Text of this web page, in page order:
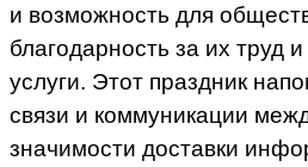
и возможность для
благодарность за их труд
услуги. Этот праздник
связи и коммуникации
значимости доставки